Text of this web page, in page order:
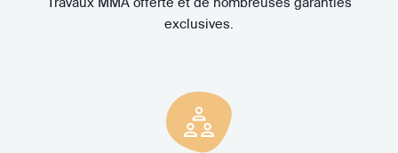
exclusives.